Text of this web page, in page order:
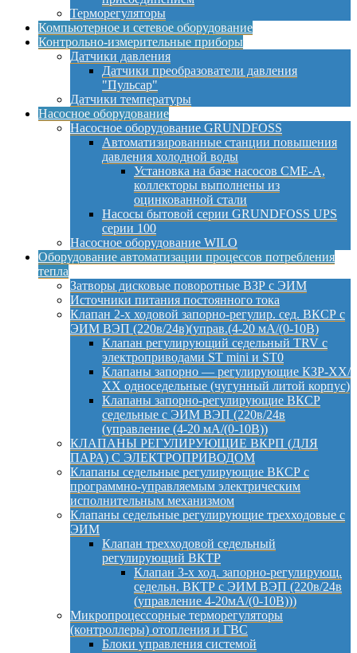
Терморегуляторы
Компьютерное и сетевое оборудование
Контрольно-измерительные приборы
Датчики давления
Датчики преобразователи давления
"Пульсар"
Датчики температуры
Насосное оборудование
Насосное оборудование GRUNDFOSS
Автоматизированные станции повышения
давления холодной воды
Установка на базе насосов CME-A,
коллекторы выполнены из
оцинкованной стали
Насосы бытовой серии GRUNDFOSS UPS
серии 100
Насосное оборудование WILO
Оборудование автоматизации процессов потребления
тепла
Затворы дисковые поворотные ВЗР с ЭИМ
Источники питания постоянного тока
Клапан 2-х ходовой запорно-регулир. сед. ВКСР с
ЭИМ ВЭП (220в/24в)(управ.(4-20 мА/(0-10В)
Клапан регулирующий седельный TRV с
электроприводами ST mini и ST0
Клапаны запорно — регулирующие КЗР-ХХ/
ХХ односедельные (чугунный литой корпус)
Клапаны запорно-регулирующие ВКСР
седельные с ЭИМ ВЭП (220в/24в
(управление (4-20 мА/(0-10В))
КЛАПАНЫ РЕГУЛИРУЮЩИЕ ВКРП (ДЛЯ
ПАРА) С ЭЛЕКТРОПРИВОДОМ
Клапаны седельные регулирующие ВКСР с
программно-управляемым электрическим
исполнительным механизмом
Клапаны седельные регулирующие трехходовые с
ЭИМ
Клапан трехходовой седельный
регулирующий ВКТР
Клапан 3-х ход. запорно-регулирующ.
седельн. ВКТР с ЭИМ ВЭП (220в/24в
(управление 4-20мА/(0-10В)))
Микропроцессорные терморегуляторы
(контроллеры) отопления и ГВС
Блоки управления системой